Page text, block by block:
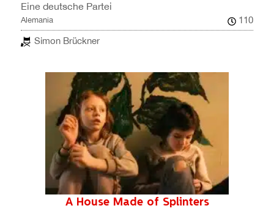
Eine deutsche Partei
Alemania
110
Simon Brückner
A House Made of Splinters